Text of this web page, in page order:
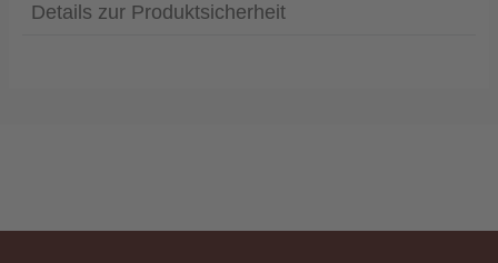
Details zur Produktsicherheit